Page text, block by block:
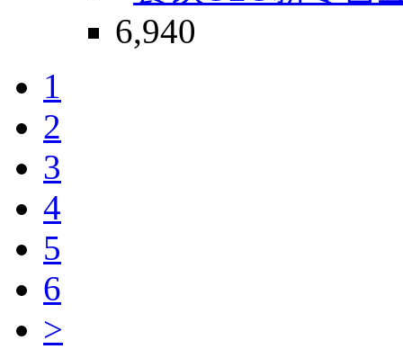
6,940
1
2
3
4
5
6
>